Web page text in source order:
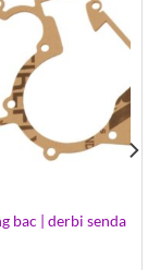
bac | derbi senda